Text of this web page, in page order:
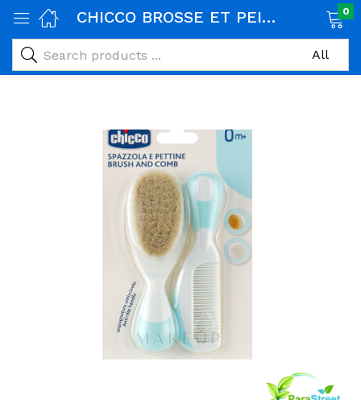
alimentaires)
CHICCO BROSSE ET PEIGNE, bleu 0m+ 0